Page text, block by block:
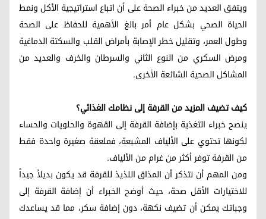
ويتفق العديد من خبراء الصحة على أن اتباع استراتيجية الأكل ونمط
الحياة الصحي بشكل عام أمر بالغ الأهمية للحفاظ على الصحة
وطول العمر، وتقليل خطر الإصابة بأمراض القلب والسكتة الدماغية
ومرض السكري من النوع الثاني والسرطان والخرف والعديد من
المشاكل الصحية الشائعة الأخرى.
كيف تضيف المزيد من القرفة إلى نظامك الغذائي؟
ينصح خبراء التغذية بإضافة القرفة إلى القهوة والحلويات والحساء
لكونها تحتوي على الألياف المشبعة، فملعقة صغيرة واحدة فقط
من القرفة توفر أكثر من غرام من الألياف.
ومن المهم أن نتذكر أن المذاق اللذيذ للقرفة قد يكون بديلاً جيداً
للاختيارات الأقل صحة، حيث أوضح الخبراء أن إضافة القرفة إلى
وجباتك يمكن أن تضيف نكهة، دون إضافة سكر، مما قد يساعدك